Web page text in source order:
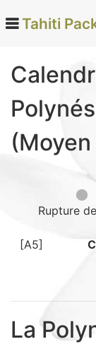
Monoi de Tahiti
Tamanu (12)
Noix de coco (24)
Vanille de Tahiti
Soins et beauté
Epicerie fine (72)
Sacs, Bijoux et
Tahiti
Rupture
[A5]
La